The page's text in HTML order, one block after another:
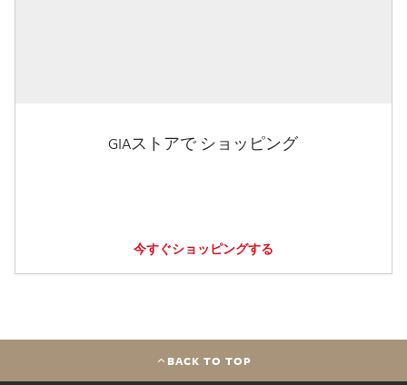
GIAストアで ショッピング
今すぐショッピングする
BACK TO TOP